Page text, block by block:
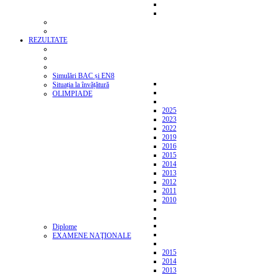
REZULTATE
Simulări BAC și EN8
Situația la învățătură
OLIMPIADE
2025
2023
2022
2019
2016
2015
2014
2013
2012
2011
2010
Diplome
EXAMENE NAŢIONALE
2015
2014
2013